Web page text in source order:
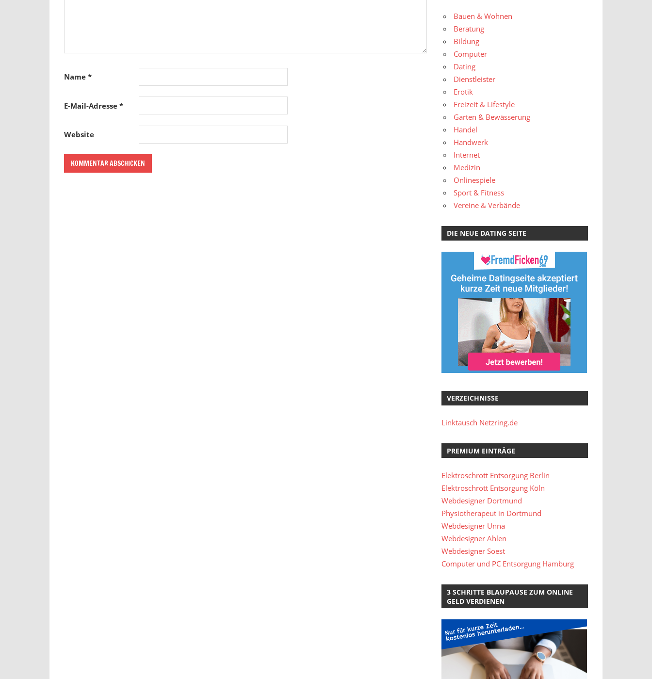
Name *
E-Mail-Adresse *
Website
Bauen & Wohnen
Beratung
Bildung
Computer
Dating
Dienstleister
Erotik
Freizeit & Lifestyle
Garten & Bewässerung
Handel
Handwerk
Internet
Medizin
Onlinespiele
Sport & Fitness
Vereine & Verbände
DIE NEUE DATING SEITE
VERZEICHNISSE
Linktausch Netzring.de
PREMIUM EINTRÄGE
Elektroschrott Entsorgung Berlin
Elektroschrott Entsorgung Köln
Webdesigner Dortmund
Physiotherapeut in Dortmund
Webdesigner Unna
Webdesigner Ahlen
Webdesigner Soest
Computer und PC Entsorgung Hamburg
3 SCHRITTE BLAUPAUSE ZUM ONLINE
GELD VERDIENEN